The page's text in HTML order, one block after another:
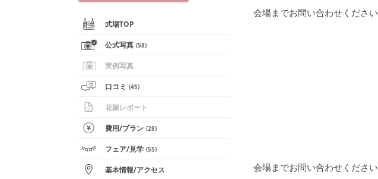
式場TOP
公式写真 (58)
実例写真
口コミ (45)
花嫁レポート
費用/プラン (28)
フェア/見学 (55)
基本情報/アクセス
会場までお問い合わせください
会場までお問い合わせください